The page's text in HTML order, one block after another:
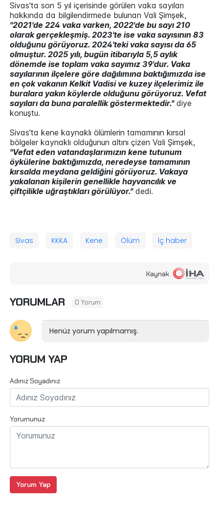
Sivas'ta son 5 yıl içerisinde görülen vaka sayıları
hakkında da bilgilendirmede bulunan Vali Şimşek,
"2021'de 224 vaka varken, 2022'de bu sayı 210
olarak gerçekleşmiş. 2023'te ise vaka sayısının 83
olduğunu görüyoruz. 2024'teki vaka sayısı da 65
olmuştur. 2025 yılı, bugün itibarıyla 5,5 aylık
dönemde ise toplam vaka sayımız 39'dur. Vaka
sayılarının ilçelere göre dağılımına baktığımızda ise
en çok vakanın Kelkit Vadisi ve kuzey ilçelerimiz ile
buralara yakın köylerde olduğunu görüyoruz. Vefat
sayıları da buna paralellik göstermektedir."diye
konuştu.
Sivas'ta kene kaynaklı ölümlerin tamamının kırsal
bölgeler kaynaklı olduğunun altını çizen Vali Şimşek,
"Vefat eden vatandaşlarımızın kene tutunum
öykülerine baktığımızda, neredeyse tamamının
kırsalda meydana geldiğini görüyoruz. Vakaya
yakalanan kişilerin genellikle hayvancılık ve
çiftçilikle uğraştıkları görülüyor."dedi.
Sivas KKKA Kene Ölüm İç haber
Kaynak
YORUMLAR 0 Yorum
Henüz yorum yapılmamış.
YORUM YAP
Adınız Soyadınız
Yorumunuz
Yorum Yap